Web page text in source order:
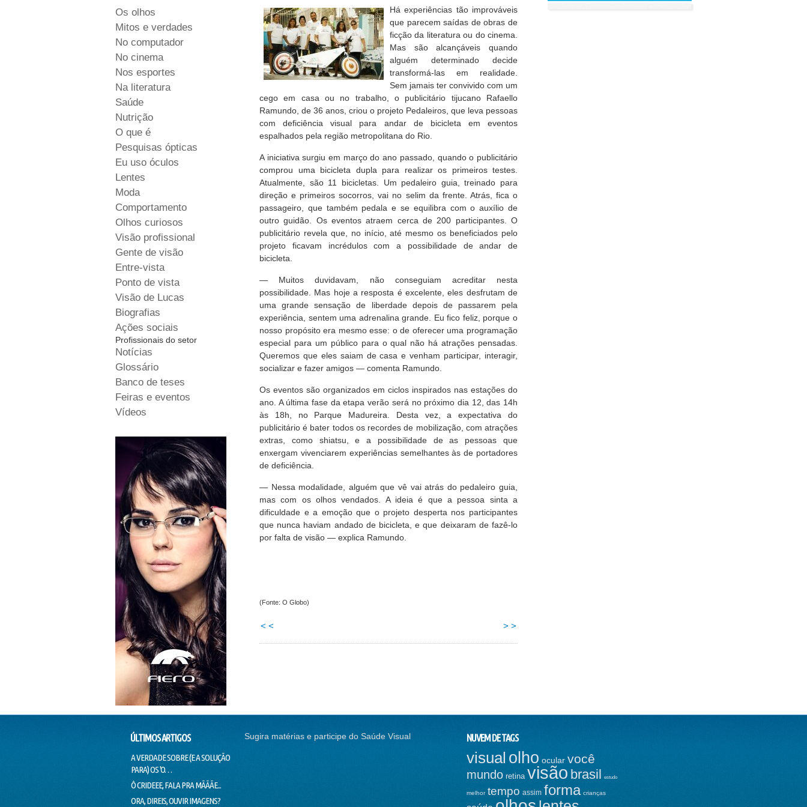
Há experiências tão improváveis
que parecem saídas de obras de
ficção da literatura ou do cinema.
Mas são alcançáveis quando
alguém determinado decide
transformá-las em realidade.
Sem jamais ter convivido com um
cego em casa ou no trabalho, o publicitário tijucano Rafaello
Ramundo, de 36 anos, criou o projeto Pedaleiros, que leva pessoas
com deficiência visual para andar de bicicleta em eventos
espalhados pela região metropolitana do Rio.
A iniciativa surgiu em março do ano passado, quando o publicitário
comprou uma bicicleta dupla para realizar os primeiros testes.
Atualmente, são 11 bicicletas. Um pedaleiro guia, treinado para
direção e primeiros socorros, vai no selim da frente. Atrás, fica o
passageiro, que também pedala e se equilibra com o auxílio de
outro guidão. Os eventos atraem cerca de 200 participantes. O
publicitário revela que, no início, até mesmo os beneficiados pelo
projeto ficavam incrédulos com a possibilidade de andar de
bicicleta.
— Muitos duvidavam, não conseguiam acreditar nesta
possibilidade. Mas hoje a resposta é excelente, eles desfrutam de
uma grande sensação de liberdade depois de passarem pela
experiência, sentem uma adrenalina grande. Eu fico feliz, porque o
nosso propósito era mesmo esse: o de oferecer uma programação
especial para um público para o qual não há atrações pensadas.
Queremos que eles saiam de casa e venham participar, interagir,
socializar e fazer amigos — comenta Ramundo.
Os eventos são organizados em ciclos inspirados nas estações do
ano. A última fase da etapa verão será no próximo dia 12, das 14h
às 18h, no Parque Madureira. Desta vez, a expectativa do
publicitário é bater todos os recordes de mobilização, com atrações
extras, como shiatsu, e a possibilidade de as pessoas que
enxergam vivenciarem experiências semelhantes às de portadores
de deficiência.
— Nessa modalidade, alguém que vê vai atrás do pedaleiro guia,
mas com os olhos vendados. A ideia é que a pessoa sinta a
dificuldade e a emoção que o projeto desperta nos participantes
que nunca haviam andado de bicicleta, e que deixaram de fazê-lo
por falta de visão — explica Ramundo.
(Fonte: O Globo)
< < > >
Os olhos
Mitos e verdades
No computador
No cinema
Nos esportes
Na literatura
Saúde
Nutrição
O que é
Pesquisas ópticas
Eu uso óculos
Lentes
Moda
Comportamento
Olhos curiosos
Visão profissional
Gente de visão
Entre-vista
Ponto de vista
Visão de Lucas
Biografias
Ações sociais
Profissionais do setor
Notícias
Glossário
Banco de teses
Feiras e eventos
Vídeos
ÚLTIMOS ARTIGOS
A VERDADE SOBRE (E A SOLUÇÃO
PARA) OS 'O…
Ô CRIDEEE, FALA PRA MÃÃÃE...
ORA, DIREIS, OUVIR IMAGENS?
A POLÊMICA RELAÇÃO ENTRE ETNIA E
Sugira matérias e participe do Saúde Visual NUVEM DE TAGS
visual olho ocular você
mundo retina visão brasil estudo
melhor tempo assim forma crianças